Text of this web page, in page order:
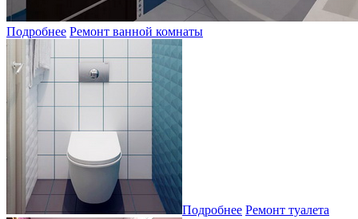
Подробнее Ремонт ванной комнаты
Подробнее Ремонт туалета